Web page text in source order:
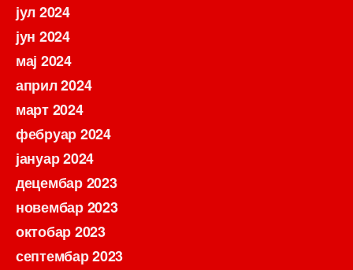
јул 2024
јун 2024
мај 2024
април 2024
март 2024
фебруар 2024
јануар 2024
децембар 2023
новембар 2023
октобар 2023
септембар 2023